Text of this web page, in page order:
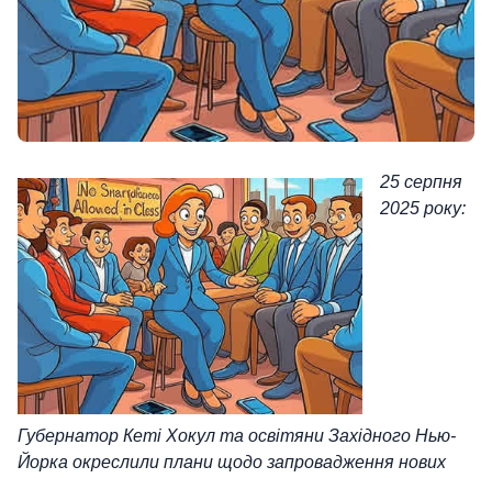
25 серпня
2025 року:
Губернатор Кеті Хокул та освітяни Західного Нью-
Йорка окреслили плани щодо запровадження нових